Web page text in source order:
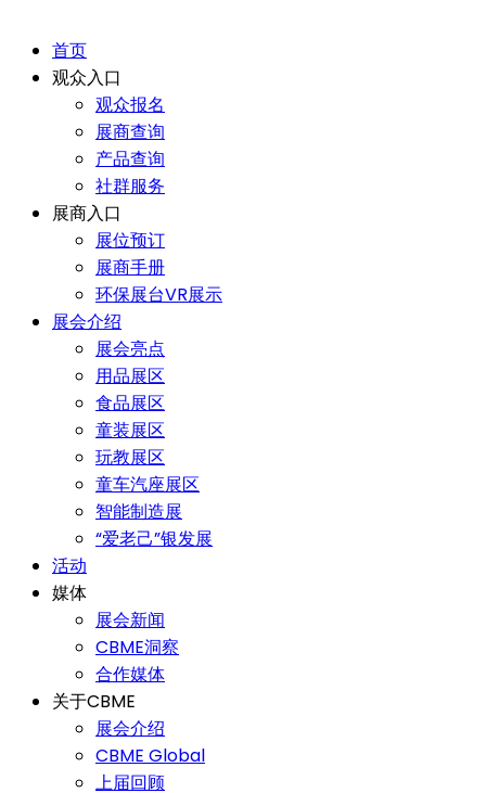
首页
观众入口
观众报名
展商查询
产品查询
社群服务
展商入口
展位预订
展商手册
环保展台VR展示
展会介绍
展会亮点
用品展区
食品展区
童装展区
玩教展区
童车汽座展区
智能制造展
“爱老己”银发展
活动
媒体
展会新闻
CBME洞察
合作媒体
关于CBME
展会介绍
CBME Global
上届回顾